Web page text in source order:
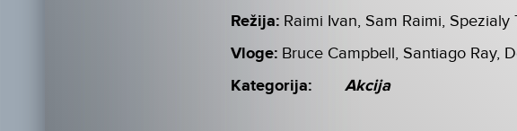
Režija: Raimi Ivan, Sam Raimi, Spezialy
Vloge: Bruce Campbell, Santiago Ray,
Kategorija: Akcija